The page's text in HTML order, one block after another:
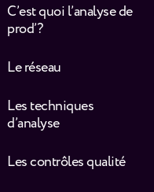
C’est quoi l’analyse de
prod’ ?
Le réseau
Les techniques
d’analyse
Les contrôles qualité